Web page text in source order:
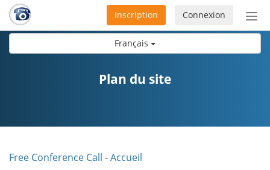
Français
ou
Connexion
Inscription
Plan du site
Free Conference Call - Accueil